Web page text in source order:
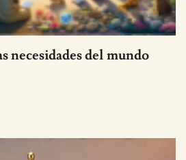
necesidades del mundo